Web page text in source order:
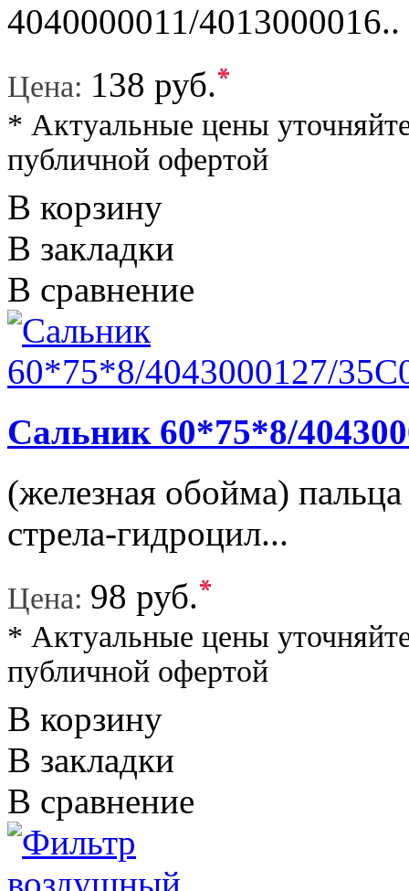
4040000011/4013000016..
Цена: 138 руб.*
* Актуальные цены
публичной офертой
В корзину
В закладки
В сравнение
Сальник 60*75*8/
(железная обойма)
стрела-гидроцил...
Цена: 98 руб.*
* Актуальные цены
публичной офертой
В корзину
В закладки
В сравнение